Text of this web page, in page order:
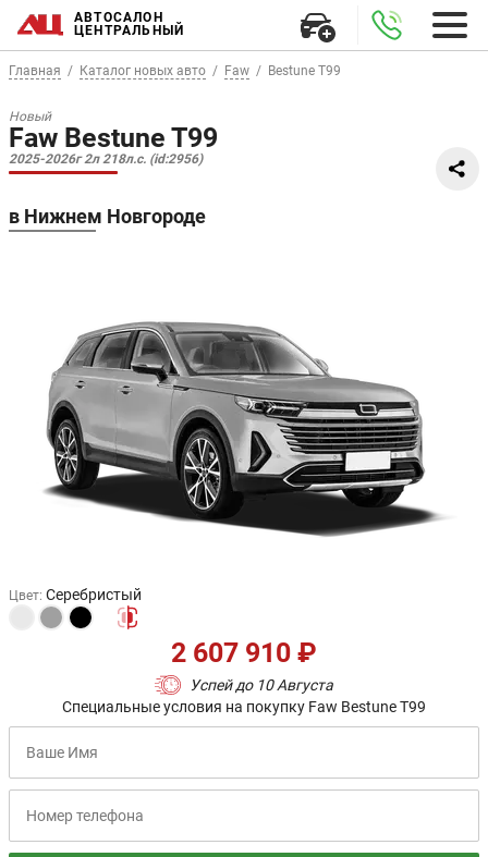
АВТОСАЛОН
ЦЕНТРАЛЬНЫЙ
Главная Каталог новых авто Faw Bestune T99
Новый
Faw Bestune T99
2025-2026г 2л 218л.с. (id:2956)
в Нижнем Новгороде
Цвет: Серебристый
Успей до 10 Августа
2 607 910 ₽
Специальные условия на покупку Faw Bestune T99